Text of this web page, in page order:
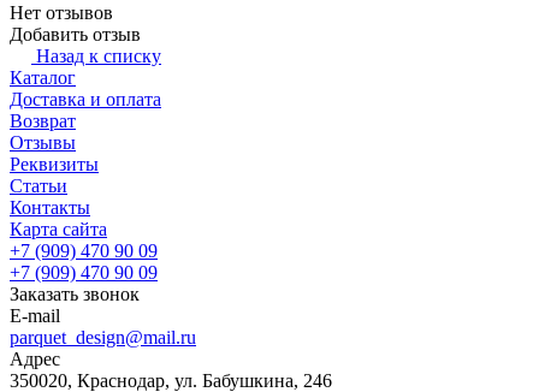
Нет отзывов
Добавить отзыв
Назад к списку
Каталог
Доставка и оплата
Возврат
Отзывы
Реквизиты
Статьи
Контакты
Карта сайта
+7 (909) 470 90 09
+7 (909) 470 90 09
Заказать звонок
E-mail
parquet_design@mail.ru
Адрес
350020, Краснодар, ул. Бабушкина, 246